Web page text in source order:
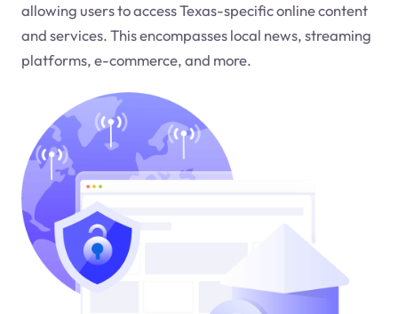
allowing users to access Texas-specific online content
and services. This encompasses local news, streaming
platforms, e-commerce, and more.